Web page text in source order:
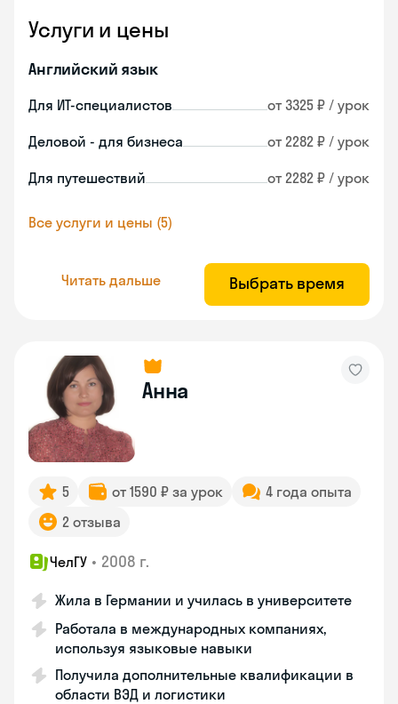
Услуги и цены
Английский язык
Для ИТ-специалистов от 3325 ₽ / урок
Деловой - для бизнеса от 2282 ₽ / урок
Для путешествий от 2282 ₽ / урок
Все услуги и цены (5)
Читать дальше Выбрать время
Анна
5 от 1590 ₽ за урок
4 года опыта
2 отзыва
ЧелГУ • 2008 г.
Жила в Германии и училась в университете
Работала в международных компаниях,
используя языковые навыки
Получила дополнительные квалификации в
области ВЭД и логистики